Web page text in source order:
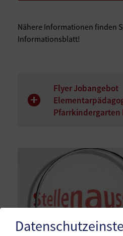
Nähere Informationen finden
Informationsblatt!
Flyer Jobangebot
Pfarrkindergarten